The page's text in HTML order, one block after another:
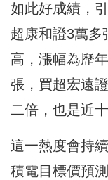
如此好成績，
超康和證3萬多
高，漲幅為歷
張，買超宏遠
二倍，也是近十
這一熱度會持
積電目標價預